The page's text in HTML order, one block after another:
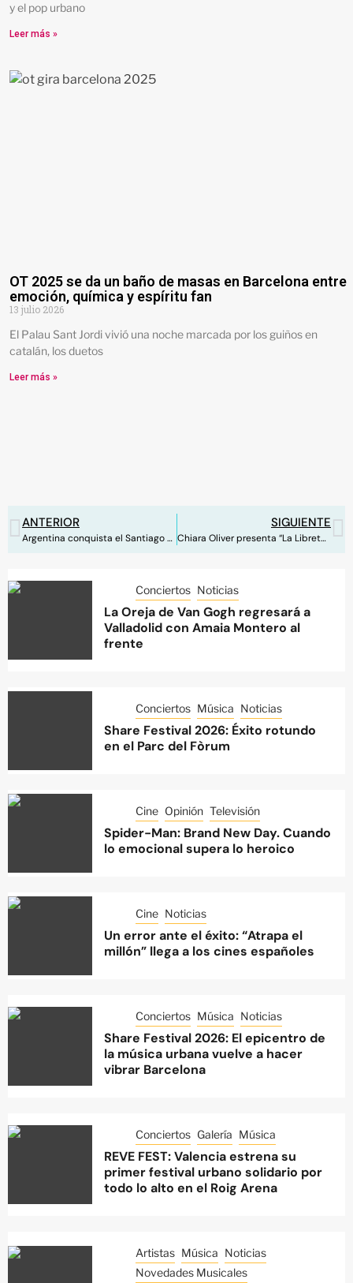
y el pop urbano
Leer más »
OT 2025 se da un baño de masas en Barcelona entre
emoción, química y espíritu fan
13 julio 2026
El Palau Sant Jordi vivió una noche marcada por los guiños en
catalán, los duetos
Leer más »
ANTERIOR
Argentina conquista el Santiago Bernabéu al ritmo de Duki
SIGUIENTE
Chiara Oliver presenta “La Libreta Rosa” al mundo
Conciertos Noticias
La Oreja de Van Gogh regresará a
Valladolid con Amaia Montero al
frente
Conciertos Música Noticias
Share Festival 2026: Éxito rotundo
en el Parc del Fòrum
Cine Opinión Televisión
Spider-Man: Brand New Day. Cuando
lo emocional supera lo heroico
Cine Noticias
Un error ante el éxito: “Atrapa el
millón” llega a los cines españoles
Conciertos Música Noticias
Share Festival 2026: El epicentro de
la música urbana vuelve a hacer
vibrar Barcelona
Conciertos Galería Música
REVE FEST: Valencia estrena su
primer festival urbano solidario por
todo lo alto en el Roig Arena
Artistas Música Noticias
Novedades Musicales